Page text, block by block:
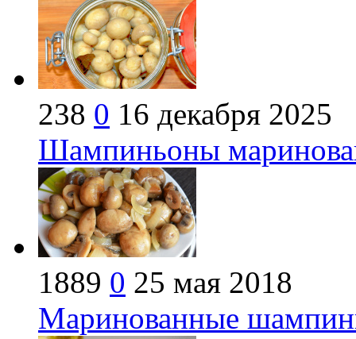
238 0 16 декабря 2025
Шампиньоны
1889 0 25 мая 2018
Маринованные